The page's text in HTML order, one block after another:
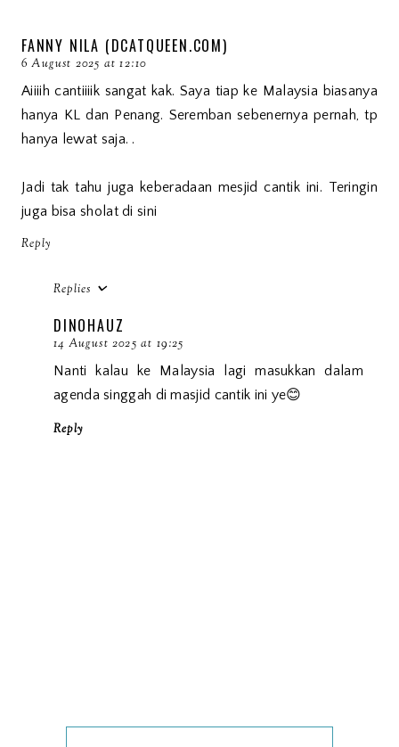
FANNY NILA (DCATQUEEN.COM)
6 August 2025 at 12:10
Aiiiih cantiiiik sangat kak. Saya tiap ke Malaysia biasanya
hanya KL dan Penang. Seremban sebenernya pernah, tp
hanya lewat saja. .
Jadi tak tahu juga keberadaan mesjid cantik ini. Teringin
juga bisa sholat di sini
Reply
Replies
DINOHAUZ
14 August 2025 at 19:25
Nanti kalau ke Malaysia lagi masukkan dalam
agenda singgah di masjid cantik ini ye😊
Reply